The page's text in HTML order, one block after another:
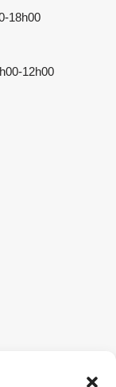
18h00
12h00